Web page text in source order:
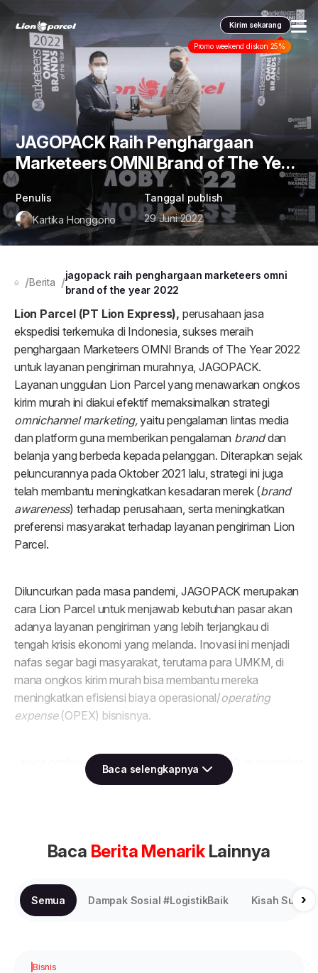
Kirim sekarang
Promo weekend diskon 25%
Layanan kami
Pengiriman
COD
Korporasi
Lacak pendaftaran Mitra
Pengiriman Internasional
Promo & tips
Info seller
Informasi lain
Dangerous Goods
Karantina
FAQ
Tentang kami
Karir
Klaim
Indonesia
Malaysia
Dashboard pengiriman
Daftar
Masuk
JAGOPACK Raih Penghargaan
Marketeers OMNI Brand of The Year
2022
Penulis
Kartika Honggono
Tanggal publish
29 Juni 2022
Berita
jagopack raih penghargaan marketeers omni
brand of the year 2022
Baca selengkapnya
Baca Berita MenarikLainnya
Semua Dampak Sosial #LogistikBaik Kisah ›
Bisnis